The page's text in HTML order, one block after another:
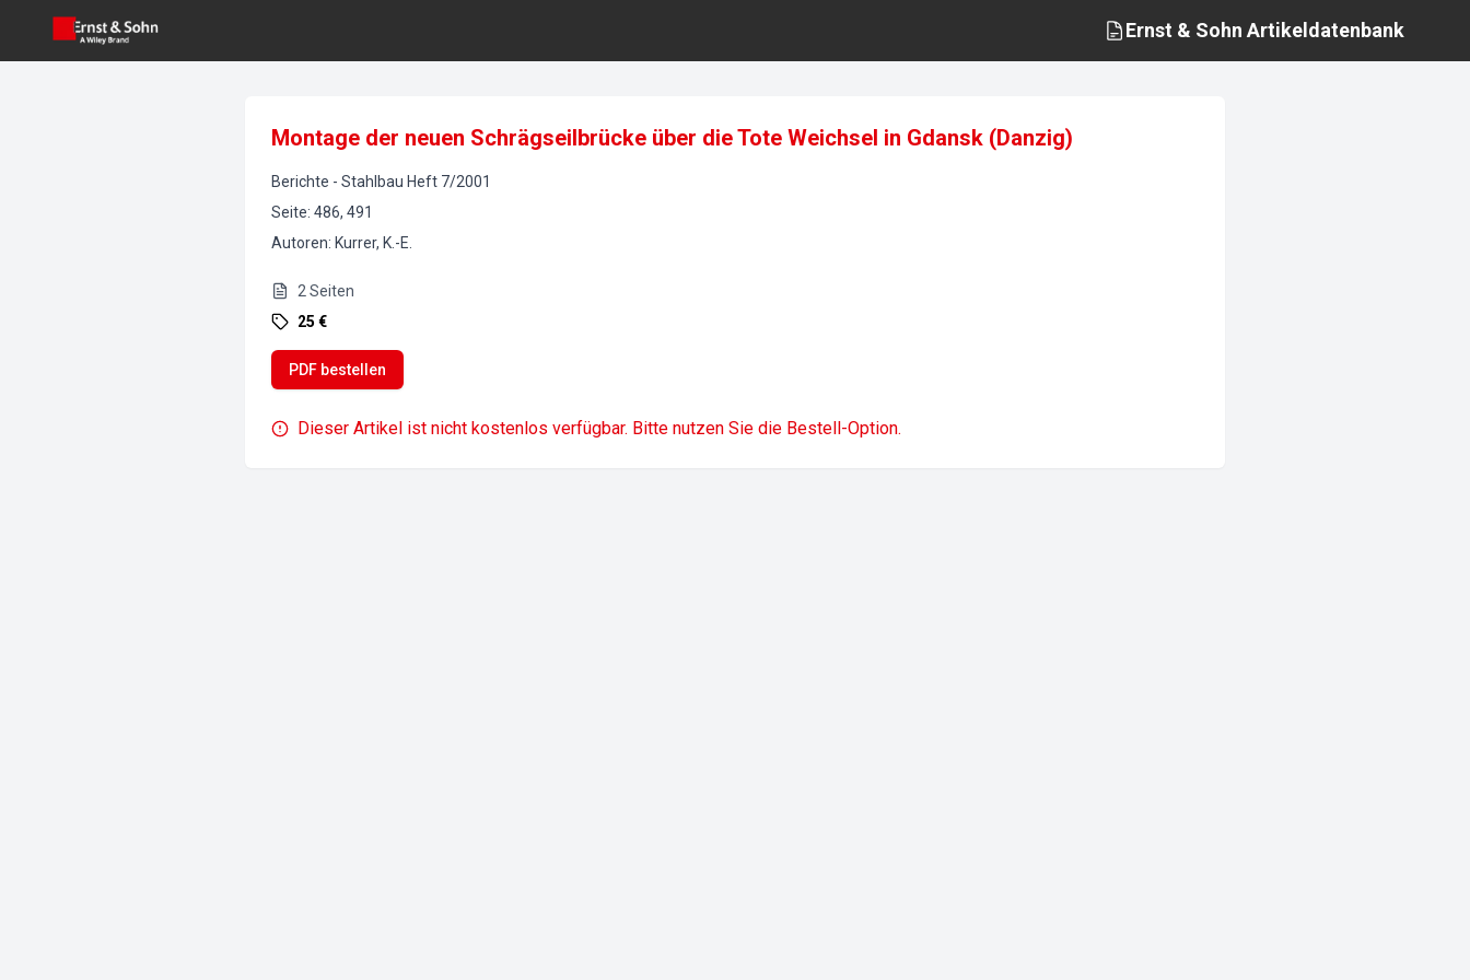
Ernst & Sohn Artikeldatenbank
Montage der neuen Schrägseilbrücke über die Tote Weichsel in Gdansk (Danzig)
Berichte - Stahlbau Heft 7/2001
Seite: 486, 491
Autoren: Kurrer, K.-E.
2 Seiten
25 €
PDF bestellen
Dieser Artikel ist nicht kostenlos verfügbar. Bitte nutzen Sie die Bestell-Option.